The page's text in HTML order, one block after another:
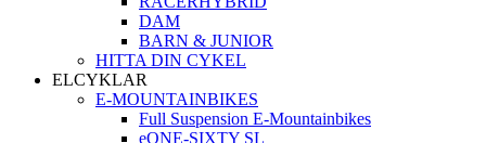
DAM
BARN & JUNIOR
HITTA DIN CYKEL
ELCYKLAR
E-MOUNTAINBIKES
Full Suspension E-Mountainbikes
eONE-SIXTY SL